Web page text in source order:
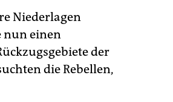
Niederlagen
nun einen
der
die Rebellen,